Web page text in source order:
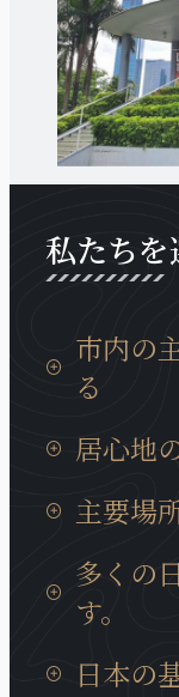
私たち
市内の
る
タンロン工業
国際空港まで
居心地
日本製の設備
日本の我が家
主要場
タンロン工業
国際空港まで
に位置しており
多くの
す。
近くには多く
ン通りに集ま
日本の